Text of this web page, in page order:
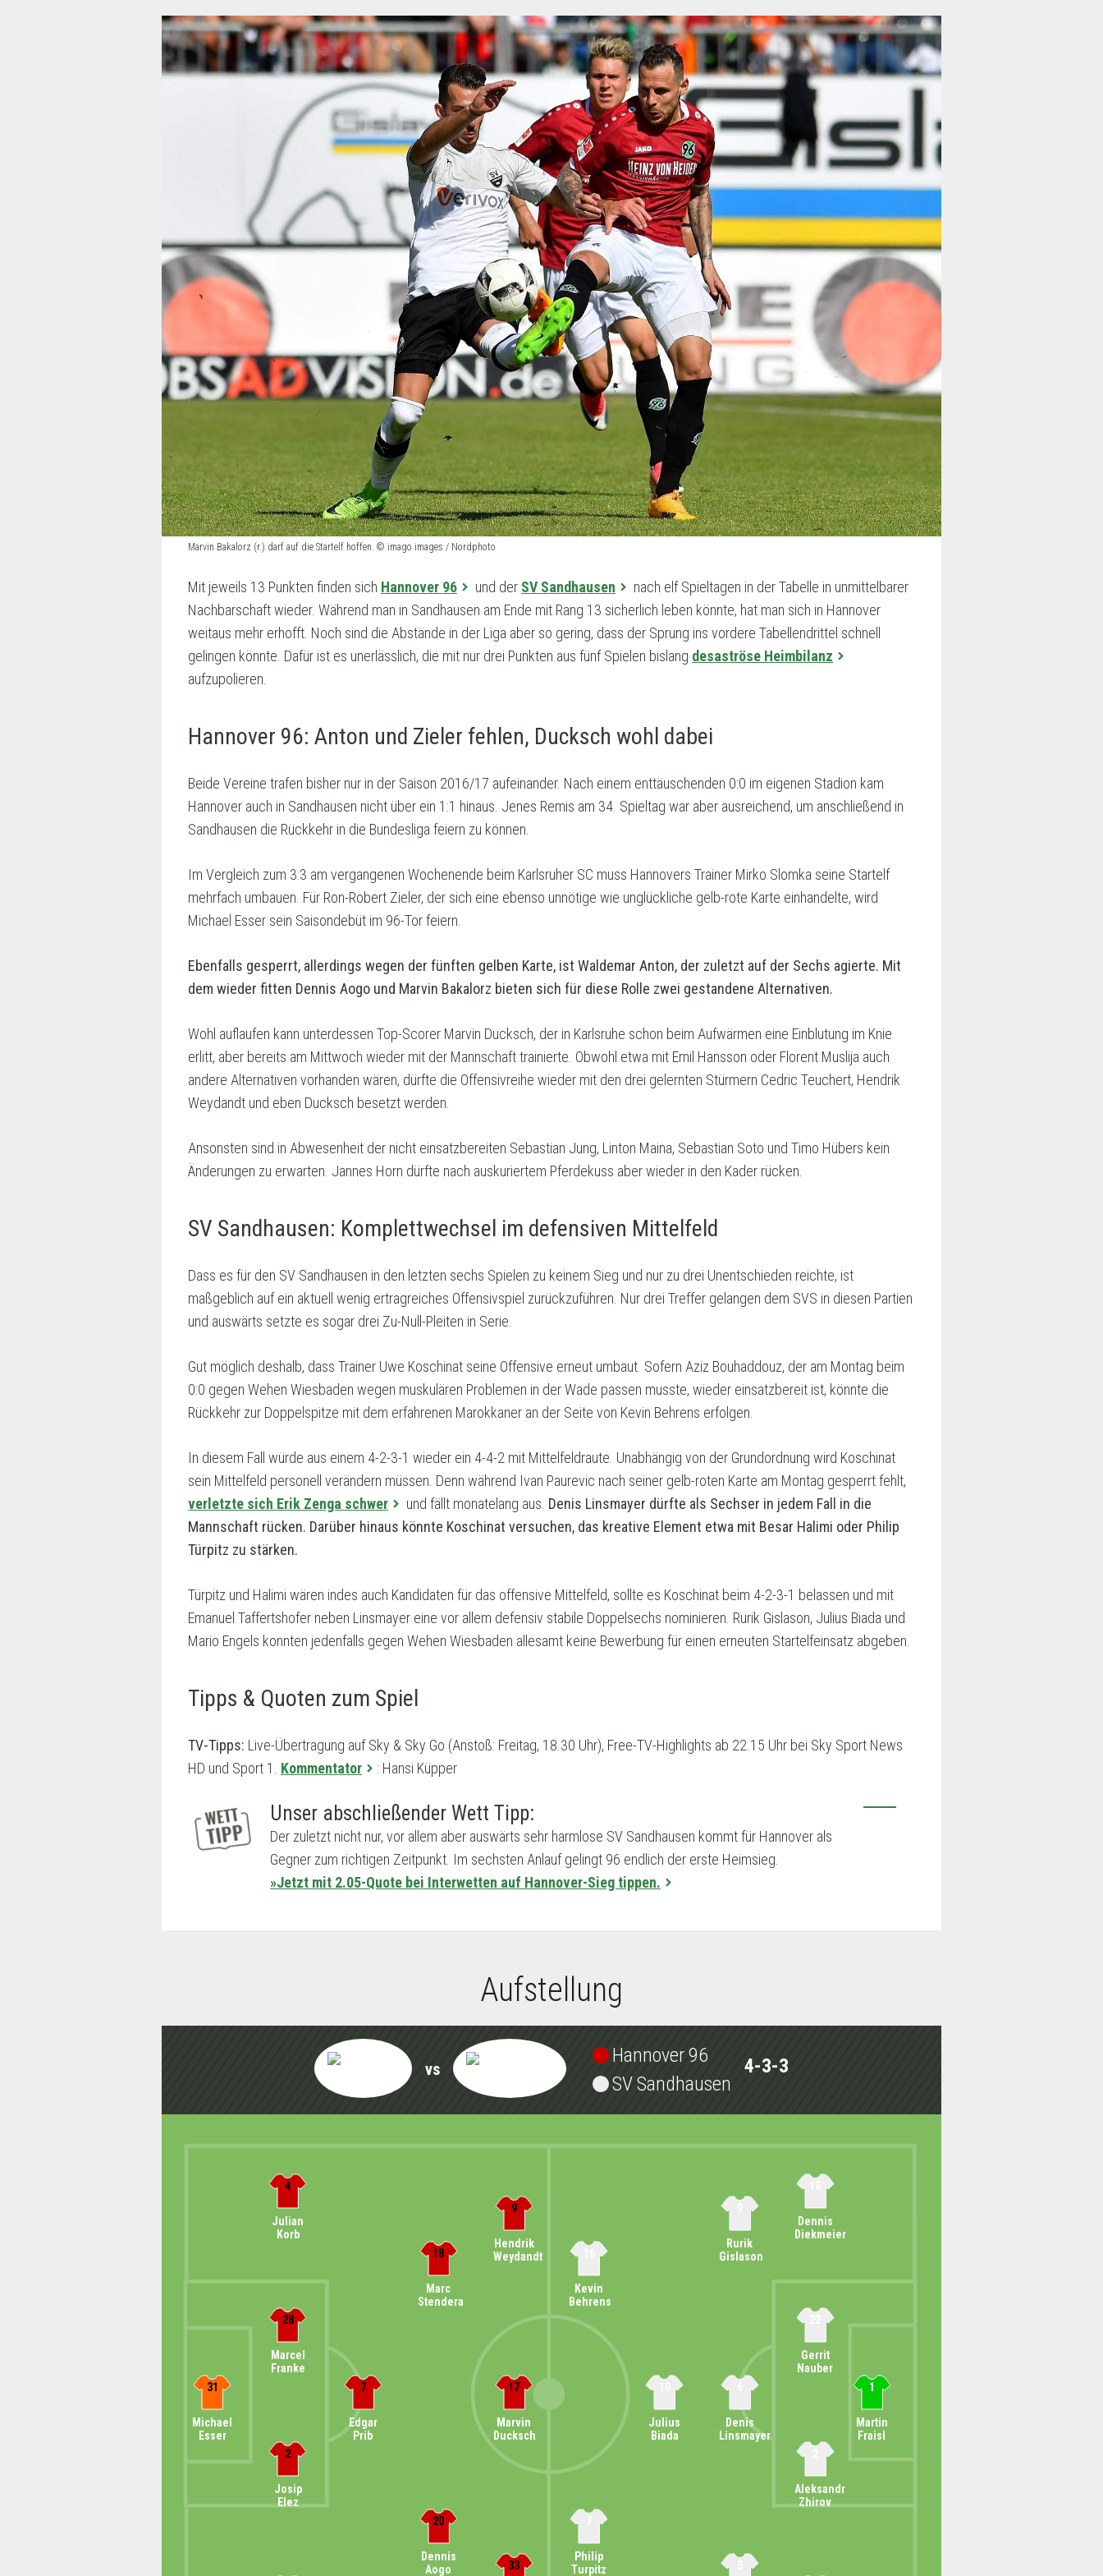
Marvin Bakalorz (r.) darf auf die Startelf hoffen. © imago images / Nordphoto
Mit jeweils 13 Punkten finden sich Hannover 96 und der SV Sandhausen
nach elf Spieltagen in der Tabelle in unmittelbarer
Nachbarschaft wieder. Während man in Sandhausen am Ende mit Rang 13 sicherlich leben könnte, hat man sich in Hannover
weitaus mehr erhofft. Noch sind die Abstände in der Liga aber so gering, dass der Sprung ins vordere Tabellendrittel schnell
gelingen könnte. Dafür ist es unerlässlich, die mit nur drei Punkten aus fünf Spielen bislang desaströse Heimbilanz
aufzupolieren.
Hannover 96: Anton und Zieler fehlen, Ducksch wohl dabei
Beide Vereine trafen bisher nur in der Saison 2016/17 aufeinander. Nach einem enttäuschenden 0:0 im eigenen Stadion kam
Hannover auch in Sandhausen nicht über ein 1:1 hinaus. Jenes Remis am 34. Spieltag war aber ausreichend, um anschließend in
Sandhausen die Rückkehr in die Bundesliga feiern zu können.
Im Vergleich zum 3:3 am vergangenen Wochenende beim Karlsruher SC muss Hannovers Trainer Mirko Slomka seine Startelf
mehrfach umbauen. Für Ron-Robert Zieler, der sich eine ebenso unnötige wie unglückliche gelb-rote Karte einhandelte, wird
Michael Esser sein Saisondebüt im 96-Tor feiern.
Ebenfalls gesperrt, allerdings wegen der fünften gelben Karte, ist Waldemar Anton, der zuletzt auf der Sechs agierte. Mit
dem wieder fitten Dennis Aogo und Marvin Bakalorz bieten sich für diese Rolle zwei gestandene Alternativen.
Wohl auflaufen kann unterdessen Top-Scorer Marvin Ducksch, der in Karlsruhe schon beim Aufwärmen eine Einblutung im Knie
erlitt, aber bereits am Mittwoch wieder mit der Mannschaft trainierte. Obwohl etwa mit Emil Hansson oder Florent Muslija auch
andere Alternativen vorhanden wären, dürfte die Offensivreihe wieder mit den drei gelernten Stürmern Cedric Teuchert, Hendrik
Weydandt und eben Ducksch besetzt werden.
Ansonsten sind in Abwesenheit der nicht einsatzbereiten Sebastian Jung, Linton Maina, Sebastian Soto und Timo Hübers kein
Änderungen zu erwarten. Jannes Horn dürfte nach auskuriertem Pferdekuss aber wieder in den Kader rücken.
SV Sandhausen: Komplettwechsel im defensiven Mittelfeld
Dass es für den SV Sandhausen in den letzten sechs Spielen zu keinem Sieg und nur zu drei Unentschieden reichte, ist
maßgeblich auf ein aktuell wenig ertragreiches Offensivspiel zurückzuführen. Nur drei Treffer gelangen dem SVS in diesen Partien
und auswärts setzte es sogar drei Zu-Null-Pleiten in Serie.
Gut möglich deshalb, dass Trainer Uwe Koschinat seine Offensive erneut umbaut. Sofern Aziz Bouhaddouz, der am Montag beim
0:0 gegen Wehen Wiesbaden wegen muskulären Problemen in der Wade passen musste, wieder einsatzbereit ist, könnte die
Rückkehr zur Doppelspitze mit dem erfahrenen Marokkaner an der Seite von Kevin Behrens erfolgen.
In diesem Fall würde aus einem 4-2-3-1 wieder ein 4-4-2 mit Mittelfeldraute. Unabhängig von der Grundordnung wird Koschinat
sein Mittelfeld personell verändern müssen. Denn während Ivan Paurevic nach seiner gelb-roten Karte am Montag gesperrt fehlt,
verletzte sich Erik Zenga schwer
und fällt monatelang aus. Denis Linsmayer dürfte als Sechser in jedem Fall in die
Mannschaft rücken. Darüber hinaus könnte Koschinat versuchen, das kreative Element etwa mit Besar Halimi oder Philip
Türpitz zu stärken.
Türpitz und Halimi wären indes auch Kandidaten für das offensive Mittelfeld, sollte es Koschinat beim 4-2-3-1 belassen und mit
Emanuel Taffertshofer neben Linsmayer eine vor allem defensiv stabile Doppelsechs nominieren. Rurik Gislason, Julius Biada und
Mario Engels konnten jedenfalls gegen Wehen Wiesbaden allesamt keine Bewerbung für einen erneuten Startelfeinsatz abgeben.
Tipps & Quoten zum Spiel
TV-Tipps: Live-Übertragung auf Sky & Sky Go (Anstoß: Freitag, 18.30 Uhr), Free-TV-Highlights ab 22.15 Uhr bei Sky Sport News
HD und Sport 1. Kommentator : Hansi Küpper
Unser abschließender Wett Tipp:
Der zuletzt nicht nur, vor allem aber auswärts sehr harmlose SV Sandhausen kommt für Hannover als
Gegner zum richtigen Zeitpunkt. Im sechsten Anlauf gelingt 96 endlich der erste Heimsieg.
»Jetzt mit 2.05-Quote bei Interwetten auf Hannover-Sieg tippen.
Aufstellung
vs
Hannover 96
SV Sandhausen
4-3-3
31
Michael
Esser
4
Julian
Korb
28
Marcel
Franke
2
Josip
Elez
7
Edgar
Prib
18
Marc
Stendera
20
Dennis
Aogo
9
Hendrik
Weydandt
17
Marvin
Ducksch
33
Kevin
Behrens
Philip
Turpitz
Julius
Biada
Rurik
Gislason
Denis
Linsmayer
Dennis
Diekmeier
Gerrit
Nauber
Aleksandr
Zhirov
1
Martin
Fraisl